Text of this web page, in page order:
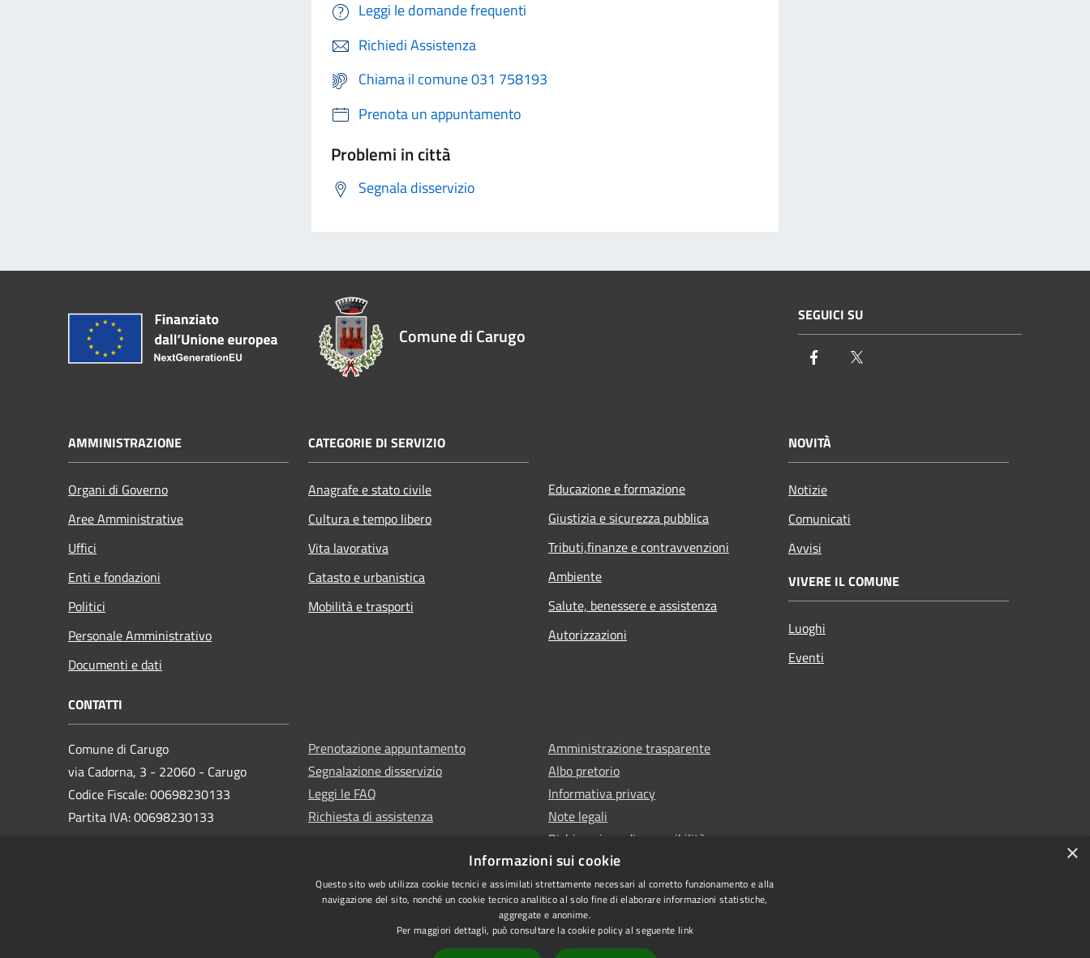
Leggi le domande frequenti
Richiedi Assistenza
Chiama il comune 031 758193
Prenota un appuntamento
Problemi in città
Segnala disservizio
Comune di Carugo
SEGUICI SU
Facebook
AMMINISTRAZIONE
Organi di Governo
Aree Amministrative
Uffici
Enti e fondazioni
Politici
Personale Amministrativo
Documenti e dati
CATEGORIE DI SERVIZIO
Anagrafe e stato civile
Cultura e tempo libero
Vita lavorativa
Catasto e urbanistica
Mobilità e trasporti
Educazione e formazione
Giustizia e sicurezza pubblica
Tributi,finanze e contravvenzioni
Ambiente
Salute, benessere e assistenza
Autorizzazioni
NOVITÀ
Notizie
Comunicati
Avvisi
VIVERE IL COMUNE
Luoghi
Eventi
CONTATTI
Comune di Carugo
via Cadorna, 3 - 22060 - Carugo
Codice Fiscale: 00698230133
Partita IVA: 00698230133
Prenotazione appuntamento
Segnalazione disservizio
Leggi le FAQ
Richiesta di assistenza
Amministrazione trasparente
Albo pretorio
Informativa privacy
Note legali
Dichiarazione di accessibilità
×
Informazioni sui cookie
Questo sito web utilizza cookie tecnici e assimilati strettamente necessari al corretto funzionamento e alla
navigazione del sito, nonché un cookie tecnico analitico al solo fine di elaborare informazioni statistiche,
aggregate e anonime.
Per maggiori dettagli, può consultare la cookie policy al seguente link